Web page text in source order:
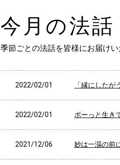
今月の法話
季節ごとの法話を皆様にお届けい
2022/02/01 「縁にしたが
2022/02/01 ボーっと生き
2021/12/06 妙は一漚の前